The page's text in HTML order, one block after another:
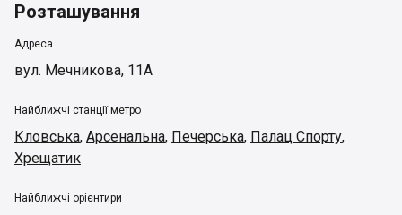
Розташування
Адреса
вул. Мечникова, 11А
Найближчі станції метро
Кловська, Арсенальна, Печерська, Палац Спорту,
Хрещатик
Найближчі орієнтири